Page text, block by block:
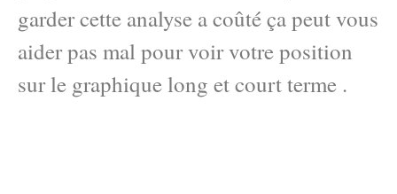
garder cette analyse a coûté ça peut vous
aider pas mal pour voir votre position
sur le graphique long et court terme .